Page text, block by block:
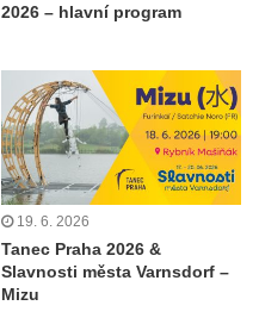
2026 – hlavní program
19. 6. 2026
Tanec Praha 2026 &
Slavnosti města Varnsdorf –
Mizu